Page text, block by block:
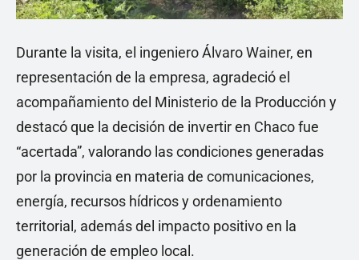
Durante la visita, el ingeniero Álvaro Wainer, en
representación de la empresa, agradeció el
acompañamiento del Ministerio de la Producción y
destacó que la decisión de invertir en Chaco fue
“acertada”, valorando las condiciones generadas
por la provincia en materia de comunicaciones,
energía, recursos hídricos y ordenamiento
territorial, además del impacto positivo en la
generación de empleo local.